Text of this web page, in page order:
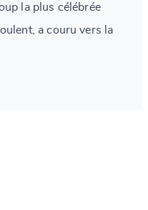
la plus célébrée
a couru vers la